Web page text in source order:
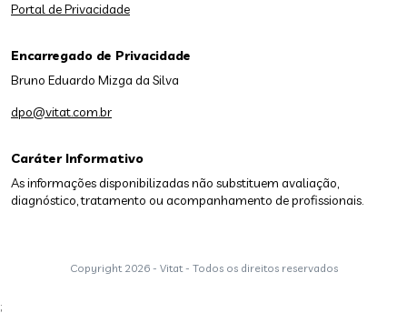
Caráter Informativo
As informações disponibilizadas não substituem avaliação,
diagnóstico, tratamento ou acompanhamento de profissionais.
Portal de Privacidade
Encarregado de Privacidade
Bruno Eduardo Mizga da Silva
dpo@vitat.com.br
Copyright 2026 - Vitat - Todos os direitos reservados
;